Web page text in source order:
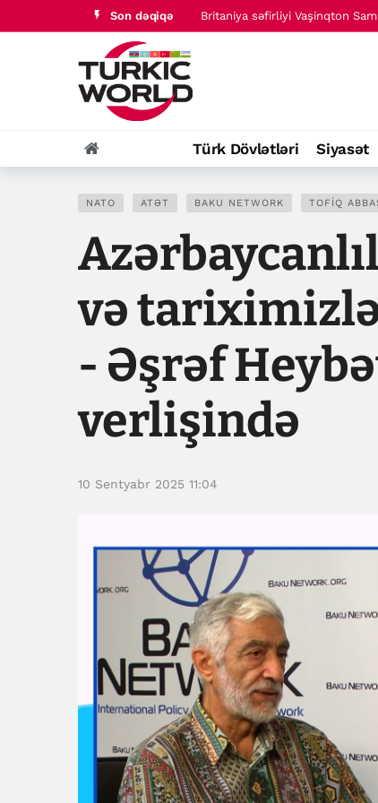
Son dəqiqə Sülh prosesində ötən ilin ən
Sülh prosesində ötən ilin ən
Türk Dövlətləri Siyasət
NATO ATƏT BAKU NETWORK TOFIQ
və
- Əşrəf
verlişində
10 Sentyabr 2025 11:04